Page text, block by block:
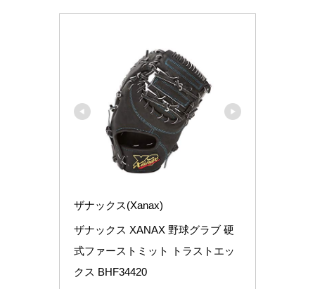
ザナックス(Xanax)
ザナックス XANAX 野球グラブ 硬
式ファーストミット トラストエッ
クス BHF34420